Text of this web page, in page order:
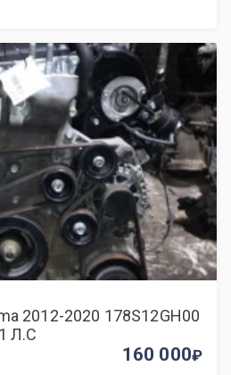
2012-2020 178S12GH00
Л.С
160 000